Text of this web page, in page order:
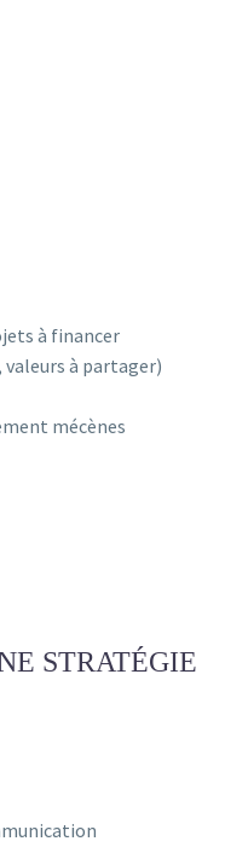
à financer
valeurs à partager)
mécènes
STRATÉGIE